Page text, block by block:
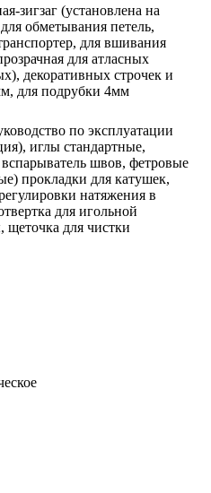
зигзаг (установлена на
обметывания петель,
для вшивания
для атласных
декоративных строчек и
для подрубки 4мм
по эксплуатации
иглы стандартные,
швов, фетровые
прокладки для катушек,
натяжения в
для игольной
щеточка для чистки